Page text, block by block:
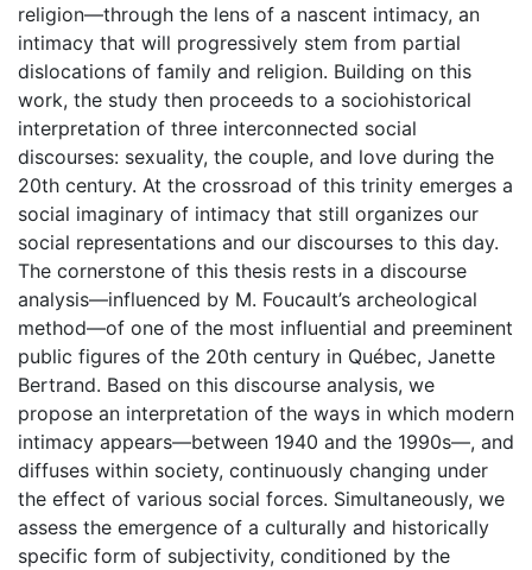
religion—through the lens of a nascent intimacy, an
intimacy that will progressively stem from partial
dislocations of family and religion. Building on this
work, the study then proceeds to a sociohistorical
interpretation of three interconnected social
discourses: sexuality, the couple, and love during the
20th century. At the crossroad of this trinity emerges a
social imaginary of intimacy that still organizes our
social representations and our discourses to this day.
The cornerstone of this thesis rests in a discourse
analysis—influenced by M. Foucault’s archeological
method—of one of the most influential and preeminent
public figures of the 20th century in Québec, Janette
Bertrand. Based on this discourse analysis, we
propose an interpretation of the ways in which modern
intimacy appears—between 1940 and the 1990s—, and
diffuses within society, continuously changing under
the effect of various social forces. Simultaneously, we
assess the emergence of a culturally and historically
specific form of subjectivity, conditioned by the